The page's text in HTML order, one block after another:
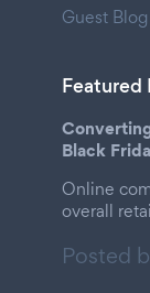
Guest
Featured
Black
Online
overall
Posted